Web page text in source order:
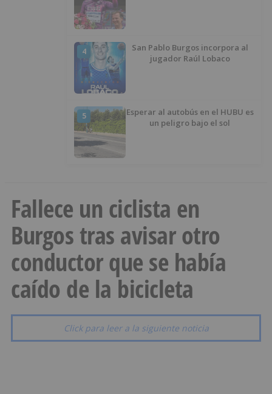
4
San Pablo Burgos incorpora al
jugador Raúl Lobaco
5
Esperar al autobús en el HUBU es
un peligro bajo el sol
Fallece un ciclista en
Burgos tras avisar otro
conductor que se había
caído de la bicicleta
Click para leer a la siguiente noticia